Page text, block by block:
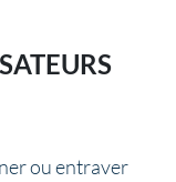
ou entraver